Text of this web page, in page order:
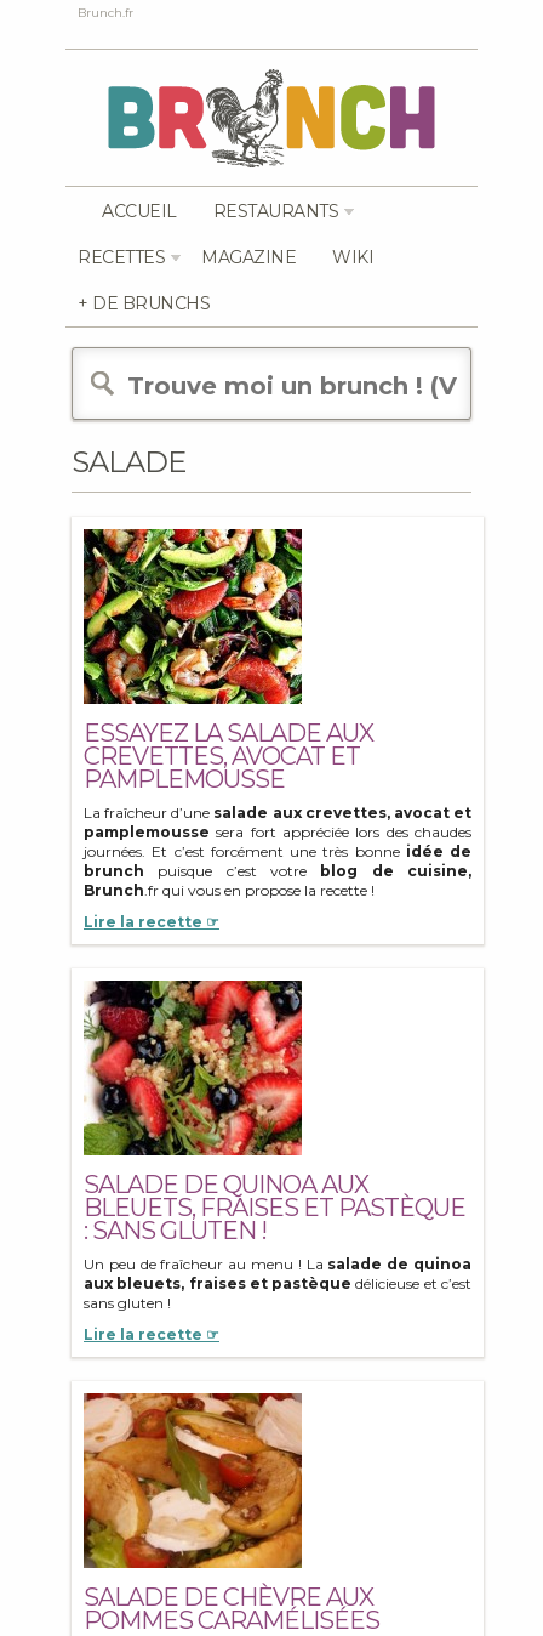
Brunch.fr
ACCUEIL RESTAURANTS
RECETTES MAGAZINE WIKI
+ DE BRUNCHS
SALADE
ESSAYEZ LA SALADE AUX
CREVETTES, AVOCAT ET
PAMPLEMOUSSE
La fraîcheur d’une salade aux crevettes, avocat et
pamplemoussesera fort appréciée lors des chaudes
journées. Et c’est forcément une très bonneidée de
brunch puisque c’est votre
blog de cuisine,
Brunch.fr qui vous en propose la recette !
Lire la recette ☞
SALADE DE QUINOA AUX
BLEUETS, FRAISES ET PASTÈQUE
: SANS GLUTEN !
Un peu de fraîcheur au menu ! La salade de quinoa
aux bleuets, fraises et pastèquedélicieuse et c’est
sans gluten !
Lire la recette ☞
SALADE DE CHÈVRE AUX
POMMES CARAMÉLISÉES